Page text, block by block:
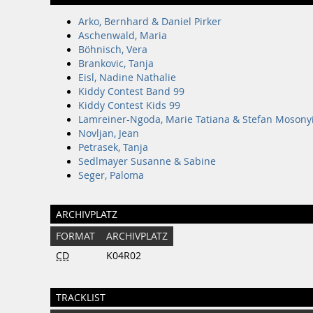
Arko, Bernhard & Daniel Pirker
Aschenwald, Maria
Böhnisch, Vera
Brankovic, Tanja
Eisl, Nadine Nathalie
Kiddy Contest Band 99
Kiddy Contest Kids 99
Lamreiner-Ngoda, Marie Tatiana & Stefan
Novljan, Jean
Petrasek, Tanja
Sedlmayer Susanne & Sabine
Seger, Paloma
ARCHIVPLATZ
FORMAT
ARCHIVPLATZ
CD
K04R02
TRACKLIST